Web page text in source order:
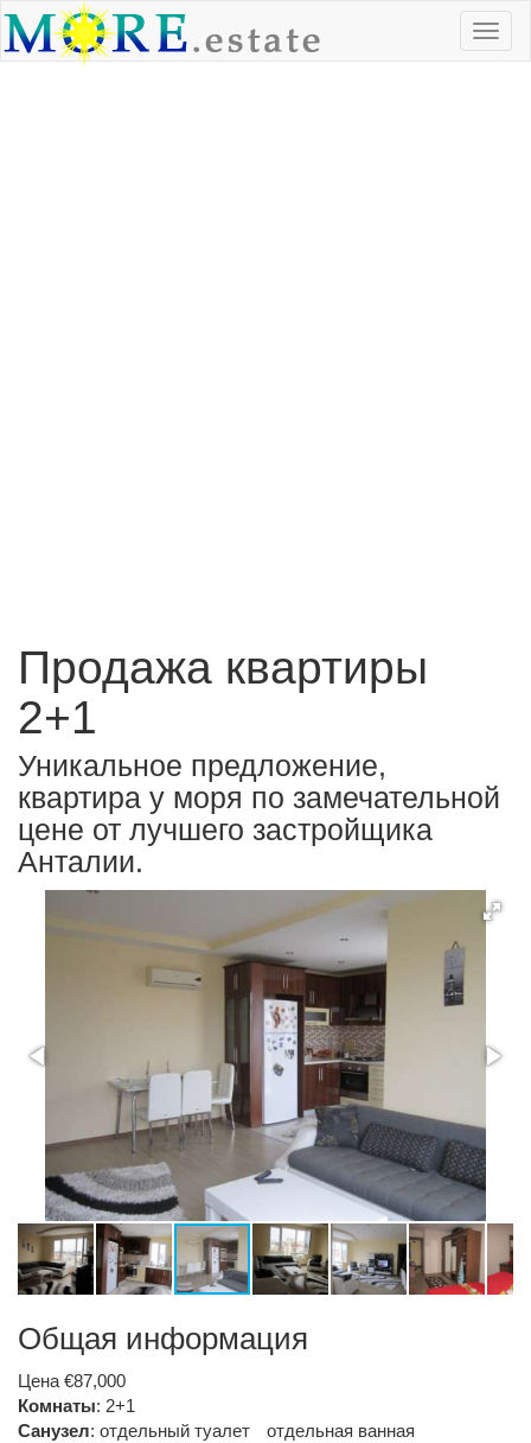
Продажа квартиры
2+1
Уникальное предложение,
квартира у моря по замечательной
цене от лучшего застройщика
Анталии.
Общая информация
Цена €87,000
Комнаты: 2+1
Санузел: отдельный туалет
отдельная ванная